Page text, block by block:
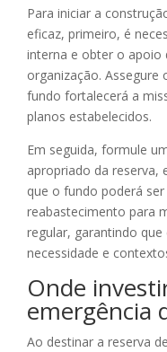
Para iniciar a
eficaz, primeiro, é
interna e obter o apoio
organização.
fundo fortalecerá a
planos estabelecidos.
Em seguida, formule
apropriado da reserva,
que o fundo poderá
reabastecimento para
regular, garantindo
necessidade e
Onde
emergência
Ao destinar a reserva